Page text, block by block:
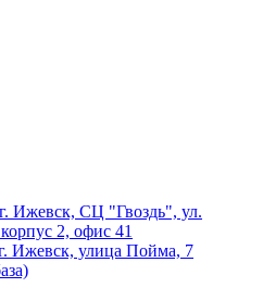
г. Ижевск, СЦ "Гвоздь", ул.
2, офис 41
Ижевск, улица Пойма, 7